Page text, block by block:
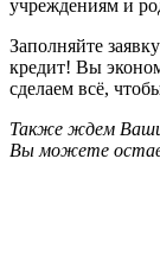
учреждениям и
Заполняйте
кредит! Вы
сделаем всё,
Также ждем
Вы можете